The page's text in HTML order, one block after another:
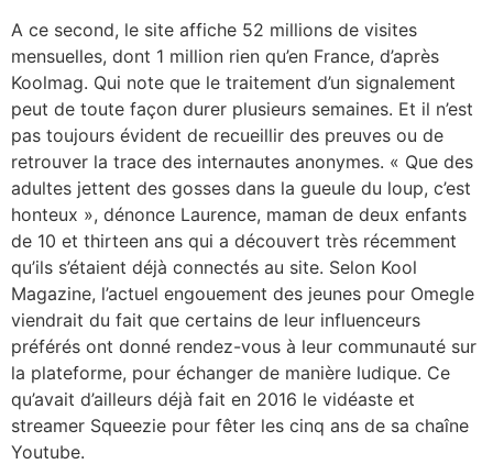
A ce second, le site affiche 52 millions de visites
mensuelles, dont 1 million rien qu’en France, d’après
Koolmag. Qui note que le traitement d’un signalement
peut de toute façon durer plusieurs semaines. Et il n’est
pas toujours évident de recueillir des preuves ou de
retrouver la trace des internautes anonymes. « Que des
adultes jettent des gosses dans la gueule du loup, c’est
honteux », dénonce Laurence, maman de deux enfants
de 10 et thirteen ans qui a découvert très récemment
qu’ils s’étaient déjà connectés au site. Selon Kool
Magazine, l’actuel engouement des jeunes pour Omegle
viendrait du fait que certains de leur influenceurs
préférés ont donné rendez-vous à leur communauté sur
la plateforme, pour échanger de manière ludique. Ce
qu’avait d’ailleurs déjà fait en 2016 le vidéaste et
streamer Squeezie pour fêter les cinq ans de sa chaîne
Youtube.